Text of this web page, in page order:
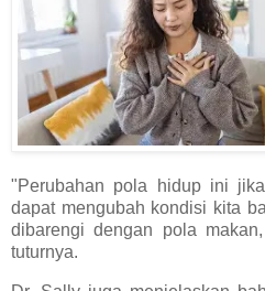
"Perubahan pola hidup ini
dapat mengubah kondisi kita
dibarengi dengan pola
tuturnya.